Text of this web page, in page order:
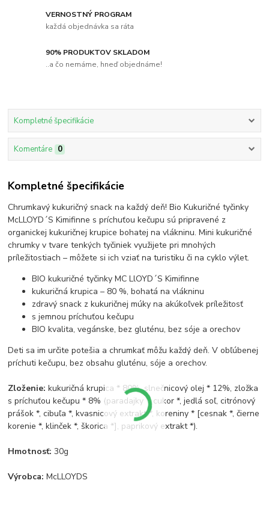
VERNOSTNÝ PROGRAM
každá objednávka sa ráta
90% PRODUKTOV SKLADOM
..a čo nemáme, hneď objednáme!
Kompletné špecifikácie
Komentáre 0
Kompletné špecifikácie
Chrumkavý kukuričný snack na každý deň! Bio Kukuričné tyčinky
McLLOYD´S Kimifinne s príchuťou kečupu sú pripravené z
organickej kukuričnej krupice bohatej na vlákninu. Mini kukuričné
chrumky v tvare tenkých tyčiniek využijete pri mnohých
príležitostiach – môžete si ich vziať na turistiku či na cyklo výlet.
BIO kukuričné tyčinky MC LlOYD´S Kimifinne
kukuričná krupica – 80 %, bohatá na vlákninu
zdravý snack z kukuričnej múky na akúkoľvek príležitosť
s jemnou príchuťou kečupu
BIO kvalita, vegánske, bez gluténu, bez sóje a orechov
Deti sa im určite potešia a chrumkať môžu každý deň. V obľúbenej
príchuti kečupu, bez obsahu gluténu, sóje a orechov.
Zloženie:kukuričná krupica * 80%, slnečnicový olej * 12%, zložka
s príchuťou kečupu * 8% (paradajky *, cukor *, jedlá soľ, citrónový
prášok *, cibuľa *, kvasnicový extrakt *, koreniny * [cesnak *, čierne
korenie *, klinček *, škorica *], paprikový extrakt *).
Hmotnosť:30g
Výrobca:McLLOYDS